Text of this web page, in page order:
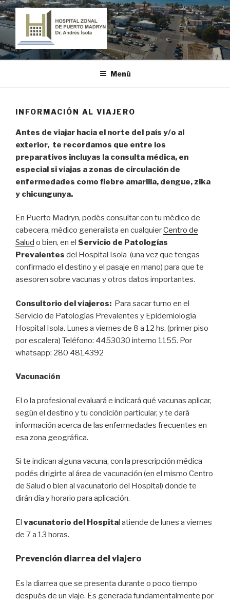
Ir
al
contenido
HOSPITAL ZONAL DE PUERTO
"Dr. Andrés Ísola"
Menú
INFORMACIÓN AL VIAJERO
Antes de viajar hacia el norte del país y/o al
exterior, te recordamos que entre los
preparativos incluyas la consulta médica, en
especial si viajas a zonas de circulación de
enfermedades como fiebre amarilla, dengue, zika
y chicungunya.
En Puerto Madryn, podés consultar con tu médico de
cabecera, médico generalista en cualquierCentro de
Salud o bien, en el Servicio de Patologías
Prevalentes del Hospital Isola (una vez que tengas
confirmado el destino y el pasaje en mano) para que te
asesoren sobre vacunas y otros datos importantes.
Consultorio del viajeros: Para sacar turno en el
Servicio de Patologías Prevalentes y Epidemiología
Hospital Isola. Lunes a viernes de 8 a 12 hs. (primer piso
por escalera) Teléfono: 4453030 interno 1155. Por
whatsapp: 280 4814392
Vacunación
El o la profesional evaluará e indicará qué vacunas aplicar,
según el destino y tu condición particular, y te dará
información acerca de las enfermedades frecuentes en
esa zona geográfica.
Si te indican alguna vacuna, con la prescripción médica
podés dirigirte al área de vacunación (en el mismo Centro
de Salud o bien al vacunatorio del Hospital) donde te
dirán día y horario para aplicación.
El vacunatorio del Hospital atiende de lunes a viernes
de 7 a 13 horas.
Prevención diarrea del viajero
Es la diarrea que se presenta durante o poco tiempo
después de un viaje. Es generada fundamentalmente por